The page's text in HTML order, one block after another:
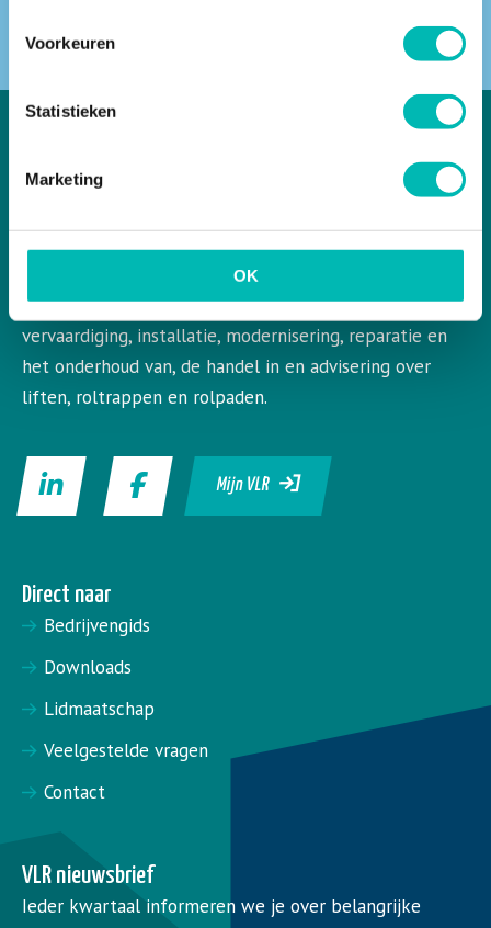
Voorkeuren
Statistieken
Marketing
OK
VLR is de Nederlandse vereniging voor liften en
roltrappen. VLR behartigt de belangen van de gehele
bedrijfstak en aangesloten leden op het gebied van de
vervaardiging, installatie, modernisering, reparatie en
het onderhoud van, de handel in en advisering over
liften, roltrappen en rolpaden.
Mijn VLR
Direct naar
Bedrijvengids
Downloads
Lidmaatschap
Veelgestelde vragen
Contact
VLR nieuwsbrief
Ieder kwartaal informeren we je over belangrijke